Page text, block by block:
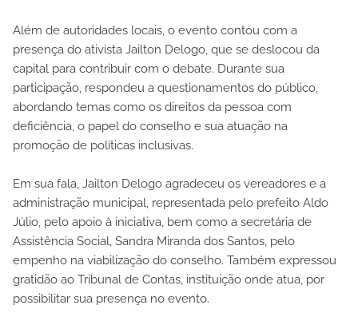
Além de autoridades locais, o evento contou com a
presença do ativista Jailton Delogo, que se deslocou da
capital para contribuir com o debate. Durante sua
participação, respondeu a questionamentos do público,
abordando temas como os direitos da pessoa com
deficiência, o papel do conselho e sua atuação na
promoção de políticas inclusivas.
Em sua fala, Jailton Delogo agradeceu os vereadores e a
administração municipal, representada pelo prefeito Aldo
Júlio, pelo apoio à iniciativa, bem como a secretária de
Assistência Social, Sandra Miranda dos Santos, pelo
empenho na viabilização do conselho. Também expressou
gratidão ao Tribunal de Contas, instituição onde atua, por
possibilitar sua presença no evento.